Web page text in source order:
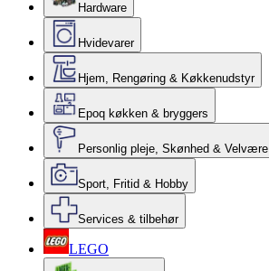
Hardware
Hvidevarer
Hjem, Rengøring & Køkkenudstyr
Epoq køkken & bryggers
Personlig pleje, Skønhed & Velvære
Sport, Fritid & Hobby
Services & tilbehør
LEGO